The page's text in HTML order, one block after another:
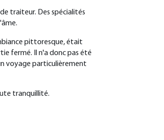
traiteur. Des spécialités
pittoresque, était
fermé. Il n'a donc pas été
voyage particulièrement
tranquillité.